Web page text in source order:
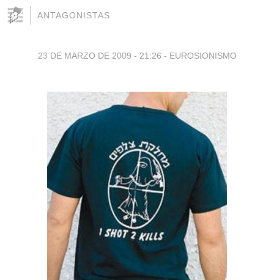
ANTAGONISTAS
23 DE MARZO DE 2009 - 21:26 - EUROSIONISMO